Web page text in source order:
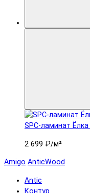
SPC-ламинат
2 699 ₽/м²
Amigo AnticWood
Antic
Контур